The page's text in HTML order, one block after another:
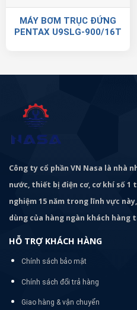
MÁY BƠM TRỤC ĐỨNG
PENTAX U9SLG-900/16T
Công ty cổ phần VN Nasa là nhà
nước, thiết bị điện cơ, cơ khí số 1
nghiệm 15 năm trong lĩnh vực
dùng của hàng ngàn khách hàng
HỖ TRỢ KHÁCH HÀNG
Chính sách bảo mật
Chính sách đổi trả hàng
Giao hàng & vận chuyển